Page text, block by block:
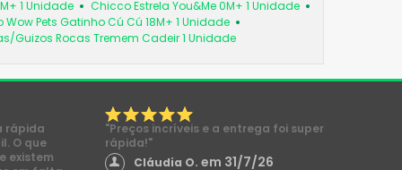
1 Unidade
Chicco Estrela You&Me 0M+ 1 Unidade
Pets Gatinho Cú Cú 18M+ 1 Unidade
Guizos Rocas Tremem Cadeir 1 Unidade
rápida
O que
existem
"Preços incríveis e a entrega foi super
rápida!"
Cláudia O. em 31/7/26